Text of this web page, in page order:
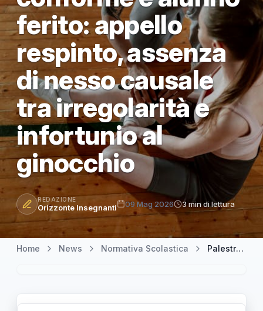
ferito: appello
respinto, assenza
di nesso causale
tra irregolarità e
infortunio al
ginocchio
REDAZIONE
Orizzonte Insegnanti 09 Mag 2026 3 min di lettura
Home News Normativa Scolastica Palestra non conforme e alunno ferito: appello respinto, assenza di nesso causale tra irregolarità e infortunio al ginocchio